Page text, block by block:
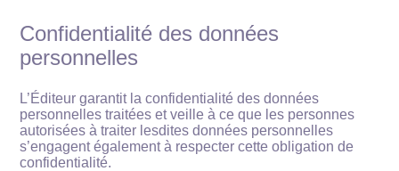
Confidentialité des données
personnelles
L’Éditeur garantit la confidentialité des données
personnelles traitées et veille à ce que les personnes
autorisées à traiter lesdites données personnelles
s’engagent également à respecter cette obligation de
confidentialité.